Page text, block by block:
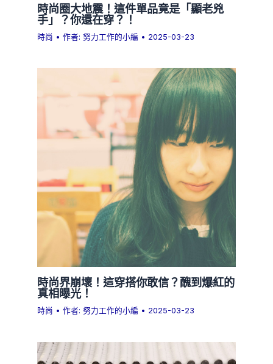
時尚圈大地震！這件單品竟是「顯老兇
手」？你還在穿？！
時尚 • 作者:努力工作的小編 • 2025-03-23
時尚界崩壞！這穿搭你敢信？醜到爆紅的
真相曝光！
時尚 • 作者:努力工作的小編 • 2025-03-23